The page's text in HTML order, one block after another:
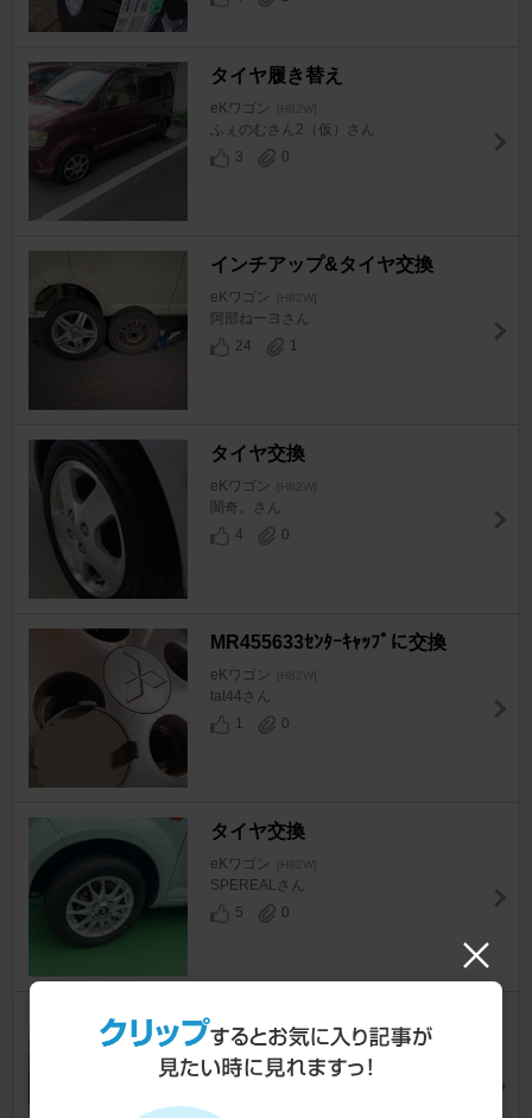
タイヤ履き替え
eKワゴン [H82W]
ふぇのむさん2（仮）さん
3
0
インチアップ&タイヤ交換
eKワゴン [H82W]
阿部ねーヨさん
24
1
タイヤ交換
eKワゴン [H82W]
闇奇。さん
4
0
MR455633ｾﾝﾀｰｷｬｯﾌﾟに交換
eKワゴン [H82W]
tat44さん
1
0
タイヤ交換
eKワゴン [H82W]
SPEREALさん
5
0
エアコンフィルター交換
beaver@vivaさん